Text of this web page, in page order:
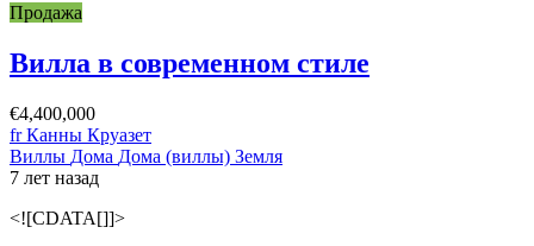
Продажа
Вилла в современном стиле
€4,400,000
fr Канны Круазет
Виллы Дома Дома (виллы) Земля
7 лет назад
<![CDATA[]]>